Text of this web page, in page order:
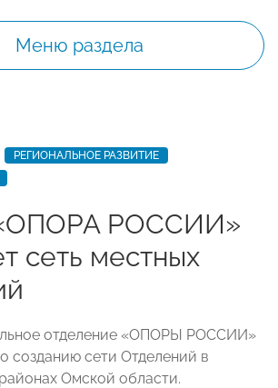
Меню раздела
РЕГИОНАЛЬНОЕ РАЗВИТИЕ
РОССИИ»
сеть местных
отделение «ОПОРЫ РОССИИ»
созданию сети Отделений в
Омской области.